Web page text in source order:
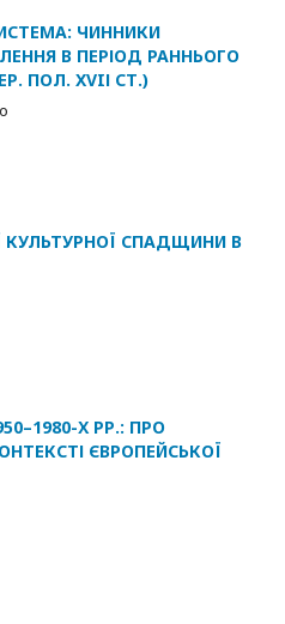
ЧИННИКИ
В ПЕРІОД РАННЬОГО
ПОЛ. XVIІ СТ.)
КУЛЬТУРНОЇ СПАДЩИНИ В
Х РР.: ПРО
ЄВРОПЕЙСЬКОЇ